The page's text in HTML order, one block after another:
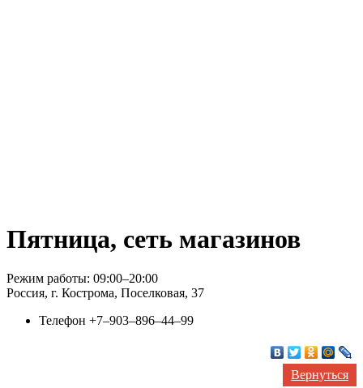
Пятница, сеть магазинов
Режим работы: 09:00–20:00
Россия, г. Кострома, Поселковая, 37
Телефон +7‒903‒896‒44‒99
Вернуться